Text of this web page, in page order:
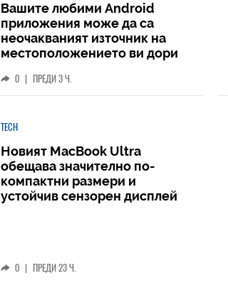
Вашите любими Android
приложения може да са
неочакваният източник на
местоположението ви дори
0 | ПРЕДИ 3 Ч.
TECH
Новият MacBook Ultra
обещава значително по-
компактни размери и
устойчив сензорен дисплей
0 | ПРЕДИ 23 Ч.